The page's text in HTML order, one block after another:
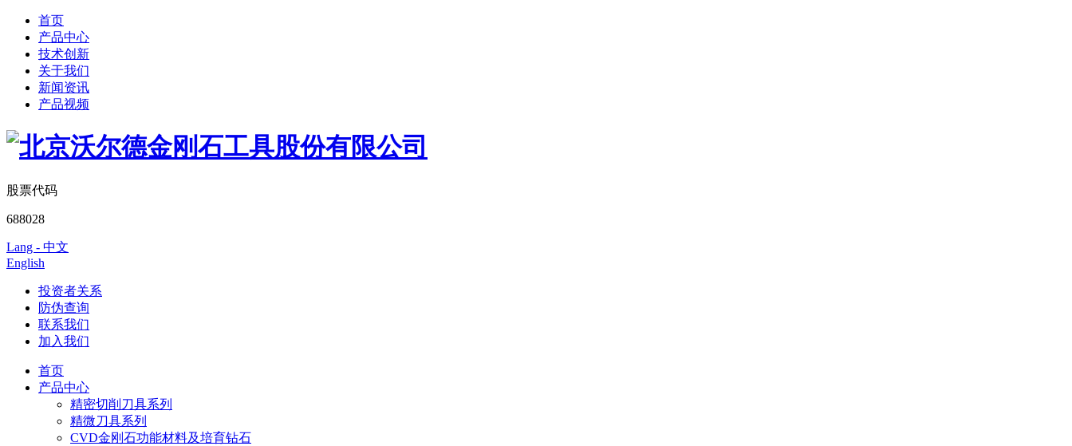
首页
产品中心
技术创新
关于我们
新闻资讯
产品视频
股票代码
688028
Lang - 中文
English
投资者关系
防伪查询
联系我们
加入我们
首页
产品中心
精密切削刀具系列
精微刀具系列
CVD金刚石功能材料及培育钻石